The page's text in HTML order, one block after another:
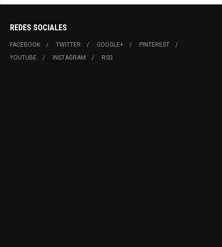
REDES SOCIALES
FACEBOOK TWITTER GOOGLE+
PINTEREST
YOUTUBE
INSTAGRAM RSS